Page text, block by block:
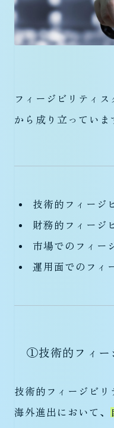
フィージビリティ
から成り立っていま
技術的フィージ
財務的フィージ
市場でのフィー
運用面でのフィ
①技術的フィー
技術的フィージビ
海外進出において、